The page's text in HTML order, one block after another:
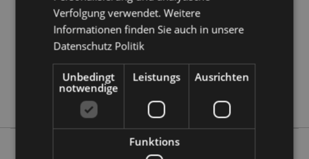
5056848201470
48
0.173000
Keine
Keine
Verfolgung verwendet. Weitere
Informationen finden Sie auch in unsere
Datenschutz Politik
Unbedingt
notwendige
Leistungs Ausrichten
Funktions